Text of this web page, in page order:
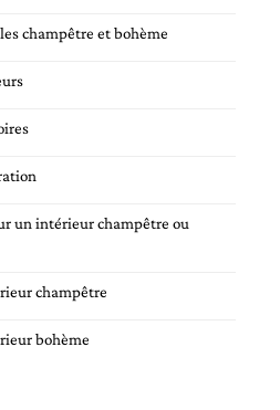
champêtre et bohème
un intérieur champêtre ou
champêtre
bohème